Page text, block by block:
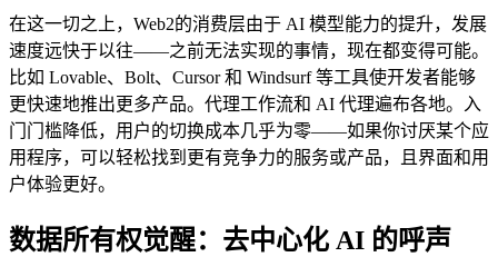
在这一切之上，Web2的消费层由于 AI 模型能力的提升，发展
速度远快于以往——之前无法实现的事情，现在都变得可能。
比如 Lovable、Bolt、Cursor 和 Windsurf 等工具使开发者能够
更快速地推出更多产品。代理工作流和 AI 代理遍布各地。入
门门槛降低，用户的切换成本几乎为零——如果你讨厌某个应
用程序，可以轻松找到更有竞争力的服务或产品，且界面和用
户体验更好。
数据所有权觉醒：去中心化 AI 的呼声